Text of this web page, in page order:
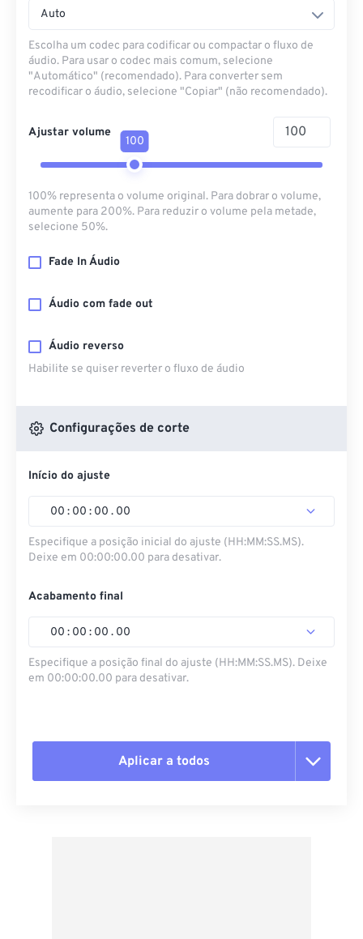
Auto
Escolha um codec para codificar ou compactar o fluxo de
áudio. Para usar o codec mais comum, selecione
"Automático" (recomendado). Para converter sem
recodificar o áudio, selecione "Copiar" (não recomendado).
Ajustar volume
100
100% representa o volume original. Para dobrar o volume,
aumente para 200%. Para reduzir o volume pela metade,
selecione 50%.
Fade In Áudio
Áudio com fade out
Áudio reverso
Habilite se quiser reverter o fluxo de áudio
Configurações de corte
Início do ajuste
00 : 00 : 00 . 00
Especifique a posição inicial do ajuste (HH:MM:SS.MS).
Deixe em 00:00:00.00 para desativar.
Acabamento final
00 : 00 : 00 . 00
Especifique a posição final do ajuste (HH:MM:SS.MS). Deixe
em 00:00:00.00 para desativar.
Aplicar a todos